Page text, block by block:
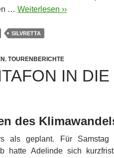
… Weiterlesen ››
SILVRETTA
, TOURENBERICHTE
IN DIE
des
als geplant. Für Samstag
hatte Adelinde sich